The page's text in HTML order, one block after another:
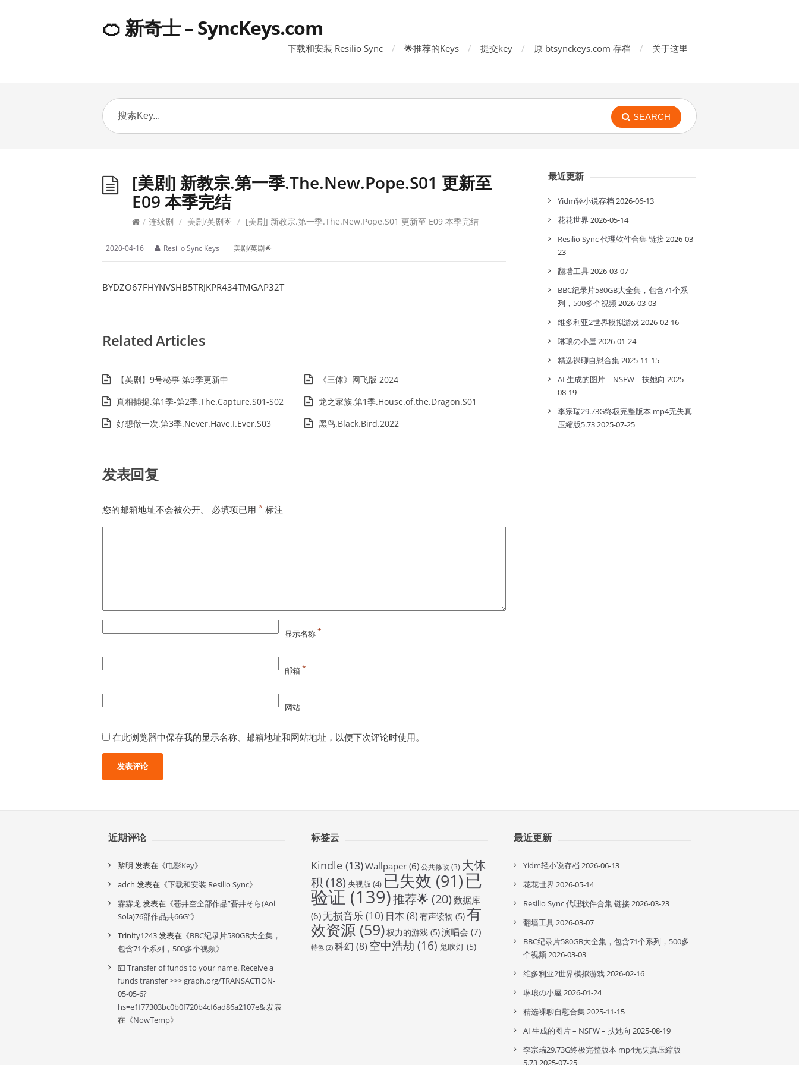
🍊 新奇士 – SyncKeys.com
下载和安装 Resilio Sync 🌟推荐的Keys 提交key 原 btsynckeys.com 存档 关于这里
SEARCH
[美剧] 新教宗.第一季.The.New.Pope.S01 更新至
E09 本季完结
/ 连续剧 / 美剧/英剧🌟 / [美剧] 新教宗.第一季.The.New.Pope.S01 更新至 E09 本季完结
2020-04-16 Resilio Sync Keys 美剧/英剧🌟
BYDZO67FHYNVSHB5TRJKPR434TMGAP32T
Related Articles
【英剧】9号秘事 第9季更新中
《三体》网飞版 2024
真相捕捉.第1季-第2季.The.Capture.S01-S02
龙之家族.第1季.House.of.the.Dragon.S01
好想做一次.第3季.Never.Have.I.Ever.S03
黑鸟.Black.Bird.2022
发表回复
您的邮箱地址不会被公开。 必填项已用 * 标注
显示名称*
邮箱*
网站
在此浏览器中保存我的显示名称、邮箱地址和网站地址，以便下次评论时使用。
最近更新
Yidm轻小说存档 2026-06-13
花花世界 2026-05-14
Resilio Sync 代理软件合集 链接2026-03-
23
翻墙工具2026-03-07
BBC纪录片580GB大全集，包含71个系
列，500多个视频2026-03-03
维多利亚2世界模拟游戏2026-02-16
琳琅の小屋 2026-01-24
精选裸聊自慰合集2025-11-15
AI 生成的图片 – NSFW – 扶她向 2025-
08-19
李宗瑞29.73G终极完整版本 mp4无失真
压縮版5.732025-07-25
近期评论
黎明 发表在《电影Key》
adch 发表在《下载和安装 Resilio Sync》
霖霖龙发表在《苍井空全部作品”蒼井そら(Aoi
Sola)76部作品共66G”》
Trinity1243发表在《BBC纪录片580GB大全集，
包含71个系列，500多个视频》
💴 Transfer of funds to your name. Receive a
funds transfer >>> graph.org/TRANSACTION-
05-05-6?
hs=e1f77303bc0b0f720b4cf6ad86a2107e&发表
在《NowTemp》
标签云
Kindle (13)Wallpaper (6)公共修改 (3) 大体
积 (18) 央视版 (4) 已失效 (91)已
验证 (139)推荐🌟 (20) 数据库
(6) 无损音乐(10) 日本 (8) 有声读物 (5)有
效资源 (59)权力的游戏 (5)演唱会 (7)
特色 (2) 科幻 (8) 空中浩劫 (16) 鬼吹灯 (5)
最近更新
Yidm轻小说存档 2026-06-13
花花世界 2026-05-14
Resilio Sync 代理软件合集 链接2026-03-23
翻墙工具2026-03-07
BBC纪录片580GB大全集，包含71个系列，500多
个视频2026-03-03
维多利亚2世界模拟游戏2026-02-16
琳琅の小屋 2026-01-24
精选裸聊自慰合集2025-11-15
AI 生成的图片 – NSFW – 扶她向 2025-08-19
李宗瑞29.73G终极完整版本 mp4无失真压縮版
5.73 2025-07-25